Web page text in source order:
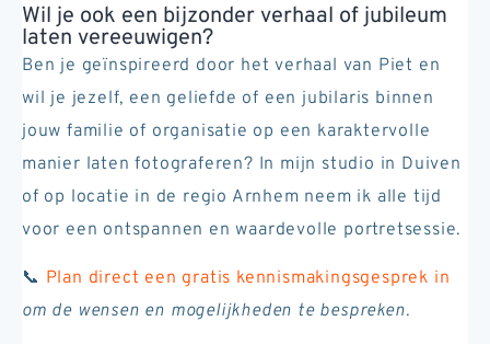
Piet
Piet
Piet
Wil je ook een bijzonder verhaal of jubileum
laten vereeuwigen?
Ben je geïnspireerd door het verhaal van Piet en
wil je jezelf, een geliefde of een jubilaris binnen
jouw familie of organisatie op een karaktervolle
manier laten fotograferen? In mijn studio in Duiven
of op locatie in de regio Arnhem neem ik alle tijd
voor een ontspannen en waardevolle portretsessie.
📞 Plan direct een gratis kennismakingsgesprek in
om de wensen en mogelijkheden te bespreken.